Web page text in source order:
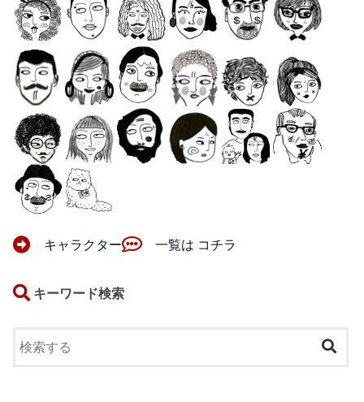
キャラクター 一覧は コチラ
キーワード検索